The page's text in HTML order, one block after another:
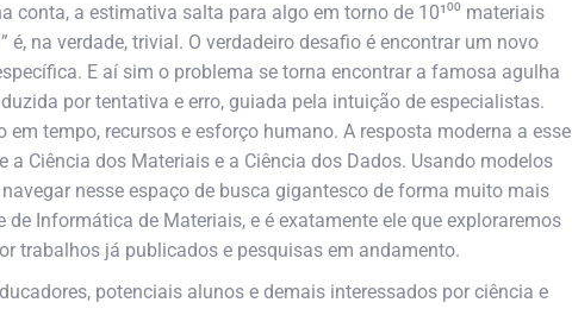
conta, a estimativa salta para algo em torno de 10¹⁰⁰ materiais
é, na verdade, trivial. O verdadeiro desafio é encontrar um novo
E aí sim o problema se torna encontrar a famosa agulha
por tentativa e erro, guiada pela intuição de especialistas.
tempo, recursos e esforço humano. A resposta moderna a esse
Ciência dos Materiais e a Ciência dos Dados. Usando modelos
nesse espaço de busca gigantesco de forma muito mais
Informática de Materiais, e é exatamente ele que exploraremos
trabalhos já publicados e pesquisas em andamento.
potenciais alunos e demais interessados por ciência e